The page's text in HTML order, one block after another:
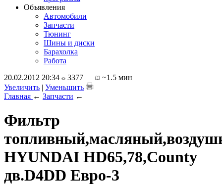
Объявления
Автомобили
Запчасти
Тюнинг
Шины и диски
Барахолка
Работа
20.02.2012 20:34
3377
~1.5 мин
Увеличить | Уменьшить
Главная ← Запчасти ←
Фильтр
HYUNDAI HD65,78,County
дв.D4DD Евро-3